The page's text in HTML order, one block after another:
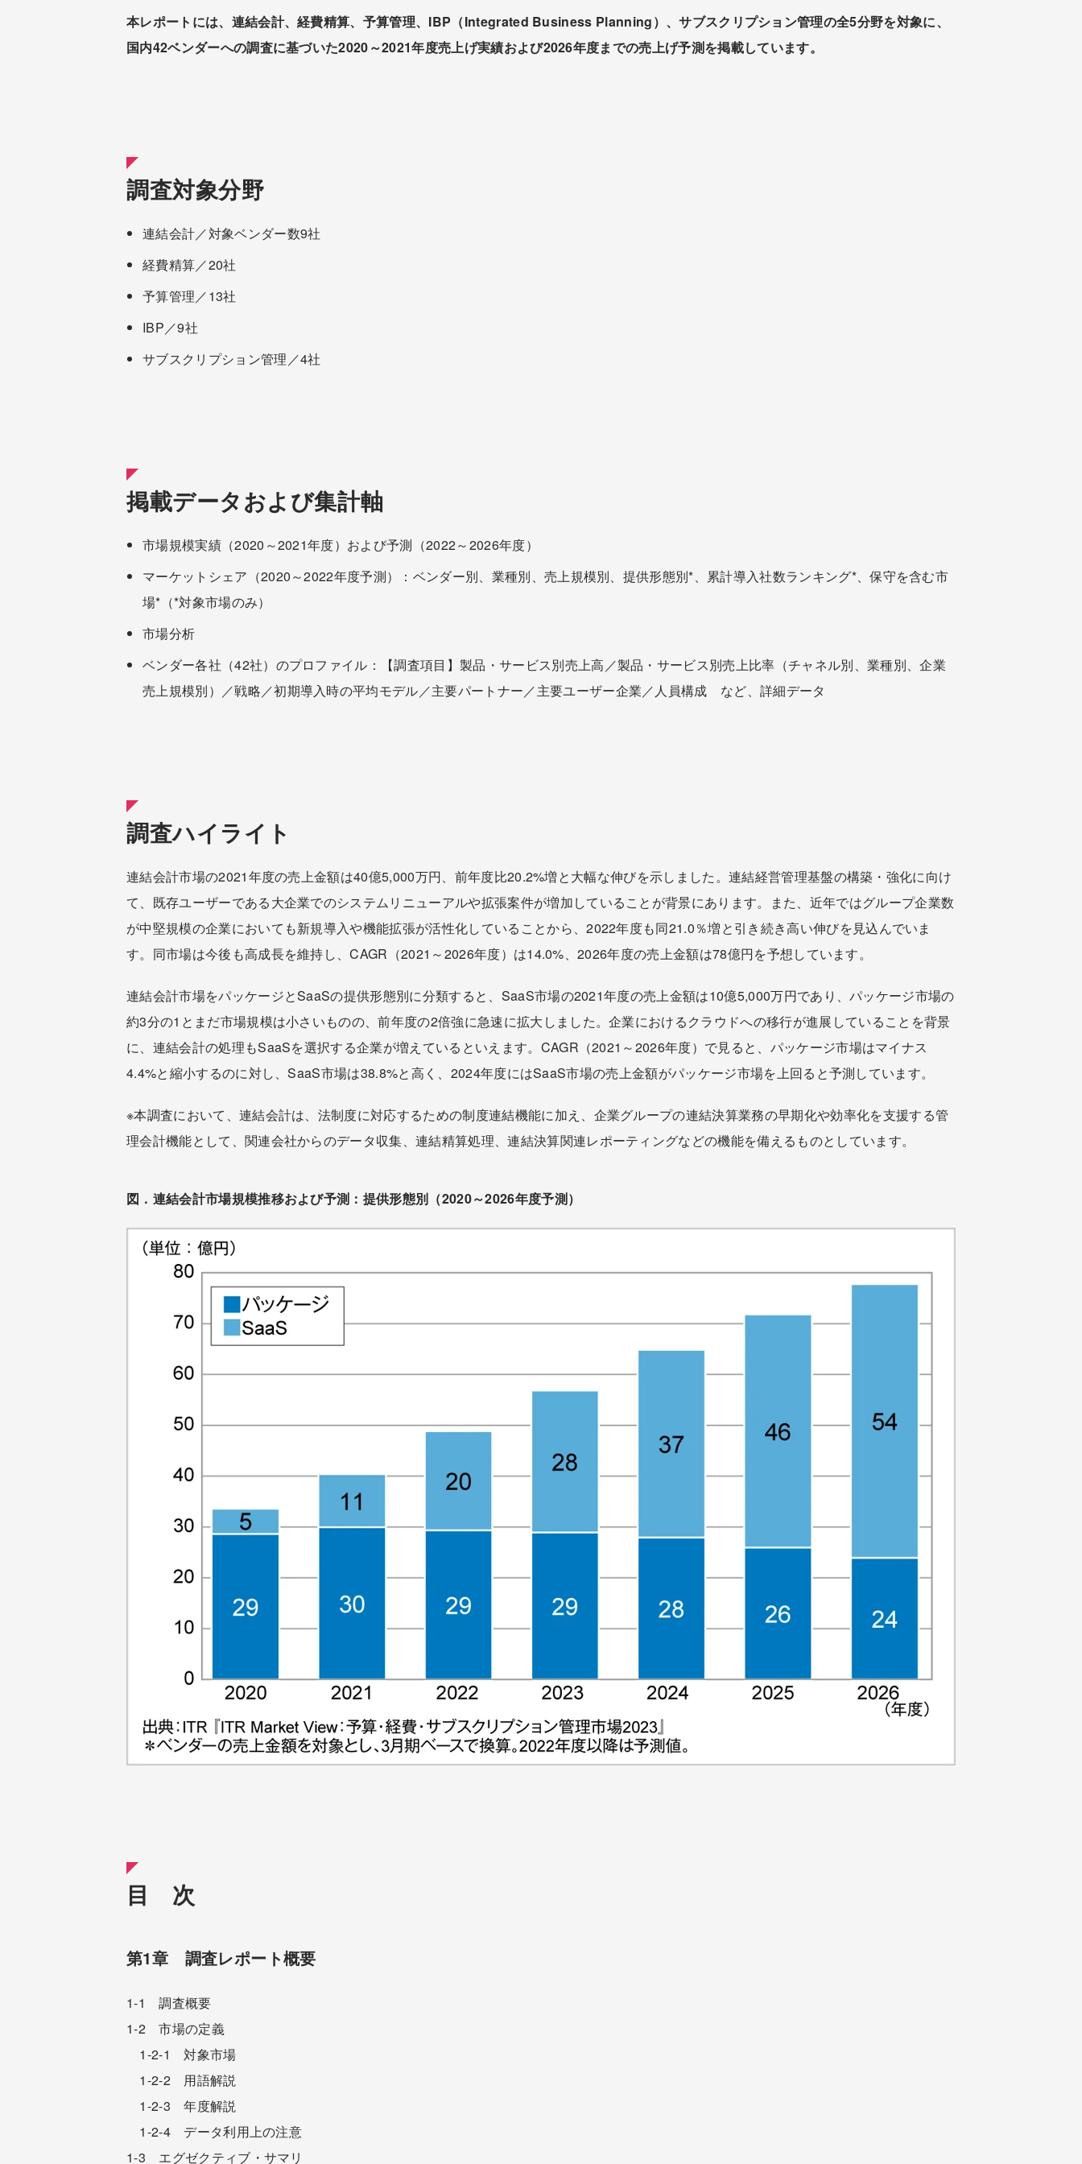
本レポートには、連結会計、経費精算、予算管理、IBP（Integrated Business Planning）、サブスクリプション管理の全5分野を対象に、
国内42ベンダーへの調査に基づいた2020～2021年度売上げ実績および2026年度までの売上げ予測を掲載しています。
調査対象分野
連結会計／対象ベンダー数9社
経費精算／20社
予算管理／13社
IBP／9社
サブスクリプション管理／4社
掲載データおよび集計軸
市場規模実績（2020～2021年度）および予測（2022～2026年度）
マーケットシェア（2020～2022年度予測）：ベンダー別、業種別、売上規模別、提供形態別*、累計導入社数ランキング*、保守を含む市
場*（*対象市場のみ）
市場分析
ベンダー各社（42社）のプロファイル：【調査項目】製品・サービス別売上高／製品・サービス別売上比率（チャネル別、業種別、企業
売上規模別）／戦略／初期導入時の平均モデル／主要パートナー／主要ユーザー企業／人員構成 など、詳細データ
調査ハイライト
連結会計市場の2021年度の売上金額は40億5,000万円、前年度比20.2%増と大幅な伸びを示しました。連結経営管理基盤の構築・強化に向け
て、既存ユーザーである大企業でのシステムリニューアルや拡張案件が増加していることが背景にあります。また、近年ではグループ企業数
が中堅規模の企業においても新規導入や機能拡張が活性化していることから、2022年度も同21.0％増と引き続き高い伸びを見込んでいま
す。同市場は今後も高成長を維持し、CAGR（2021～2026年度）は14.0%、2026年度の売上金額は78億円を予想しています。
連結会計市場をパッケージとSaaSの提供形態別に分類すると、SaaS市場の2021年度の売上金額は10億5,000万円であり、パッケージ市場の
約3分の1とまだ市場規模は小さいものの、前年度の2倍強に急速に拡大しました。企業におけるクラウドへの移行が進展していることを背景
に、連結会計の処理もSaaSを選択する企業が増えているといえます。CAGR（2021～2026年度）で見ると、パッケージ市場はマイナス
4.4%と縮小するのに対し、SaaS市場は38.8%と高く、2024年度にはSaaS市場の売上金額がパッケージ市場を上回ると予測しています。
※本調査において、連結会計は、法制度に対応するための制度連結機能に加え、企業グループの連結決算業務の早期化や効率化を支援する管
理会計機能として、関連会社からのデータ収集、連結精算処理、連結決算関連レポーティングなどの機能を備えるものとしています。
図．連結会計市場規模推移および予測：提供形態別（2020～2026年度予測）
目 次
第1章 調査レポート概要
1-1 調査概要
1-2 市場の定義
1-2-1 対象市場
1-2-2 用語解説
1-2-3 年度解説
1-2-4 データ利用上の注意
1-3 エグゼクティブ・サマリ